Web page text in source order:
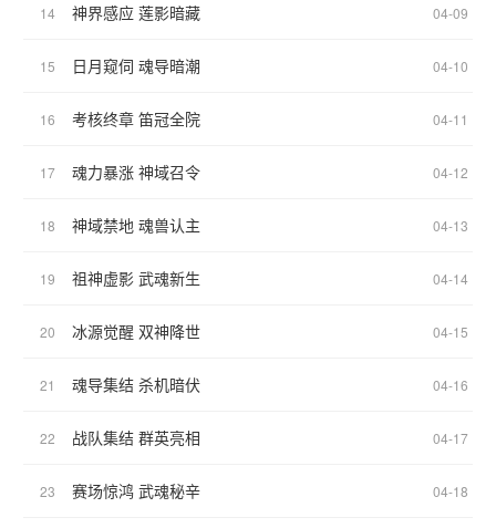
14 神界感应 莲影暗藏 04-09
15 日月窥伺 魂导暗潮 04-10
16 考核终章 笛冠全院 04-11
17 魂力暴涨 神域召令 04-12
18 神域禁地 魂兽认主 04-13
19 祖神虚影 武魂新生 04-14
20 冰源觉醒 双神降世 04-15
21 魂导集结 杀机暗伏 04-16
22 战队集结 群英亮相 04-17
23 赛场惊鸿 武魂秘辛 04-18